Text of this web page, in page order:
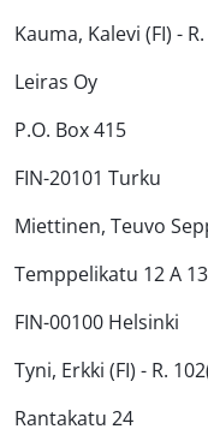
Kauma, Kalevi (FI) -
Leiras Oy
P.O. Box 415
FIN-20101 Turku
Miettinen, Teuvo
Temppelikatu 12 A 13
FIN-00100 Helsinki
Tyni, Erkki (FI) - R.
Rantakatu 24